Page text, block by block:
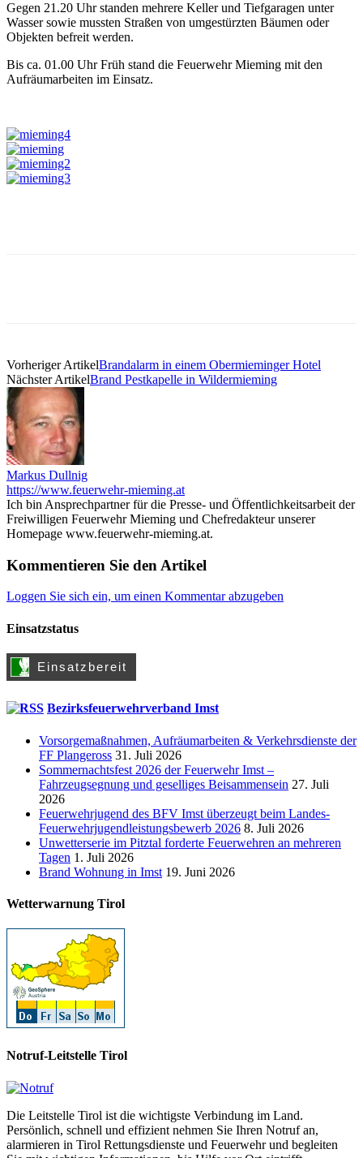
Gegen 21.20 Uhr standen mehrere Keller und Tiefgaragen unter
Wasser sowie mussten Straßen von umgestürzten Bäumen oder
Objekten befreit werden.
Bis ca. 01.00 Uhr Früh stand die Feuerwehr Mieming mit den
Aufräumarbeiten im Einsatz.
Vorheriger ArtikelBrandalarm in einem Obermieminger Hotel
Nächster ArtikelBrand Pestkapelle in Wildermieming
Markus Dullnig
https://www.feuerwehr-mieming.at
Ich bin Ansprechpartner für die Presse- und Öffentlichkeitsarbeit der
Freiwilligen Feuerwehr Mieming und Chefredakteur unserer
Homepage www.feuerwehr-mieming.at.
Kommentieren Sie den Artikel
Loggen Sie sich ein, um einen Kommentar abzugeben
Einsatzstatus
Bezirksfeuerwehrverband Imst
Vorsorgemaßnahmen, Aufräumarbeiten & Verkehrsdienste der
FF Plangeross 31. Juli 2026
Sommernachtsfest 2026 der Feuerwehr Imst –
Fahrzeugsegnung und geselliges Beisammensein 27. Juli
2026
Feuerwehrjugend des BFV Imst überzeugt beim Landes-
Feuerwehrjugendleistungsbewerb 2026 8. Juli 2026
Unwetterserie im Pitztal forderte Feuerwehren an mehreren
Tagen 1. Juli 2026
Brand Wohnung in Imst 19. Juni 2026
Wetterwarnung Tirol
Notruf-Leitstelle Tirol
Die Leitstelle Tirol ist die wichtigste Verbindung im Land.
Persönlich, schnell und effizient nehmen Sie Ihren Notruf an,
alarmieren in Tirol Rettungsdienste und Feuerwehr und begleiten